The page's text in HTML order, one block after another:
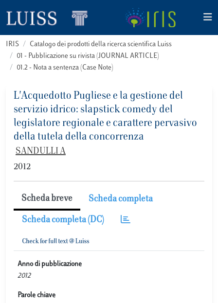
IRIS
Catalogo dei prodotti della ricerca scientifica Luiss
01 - Pubblicazione su rivista (JOURNAL ARTICLE)
01.2 - Nota a sentenza (Case Note)
L'Acquedotto Pugliese e la gestione del
servizio idrico: slapstick comedy del
legislatore regionale e carattere pervasivo
della tutela della concorrenza
SANDULLI A
2012
Scheda breve Scheda completa
Scheda completa (DC)
Anno di pubblicazione
2012
Parole chiave